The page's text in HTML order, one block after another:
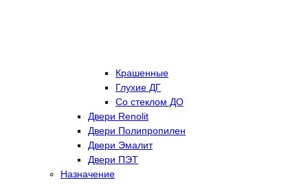
Крашенные
Глухие ДГ
Со стеклом ДО
Двери Renolit
Двери Полипропилен
Двери Эмалит
Двери ПЭТ
Назначение